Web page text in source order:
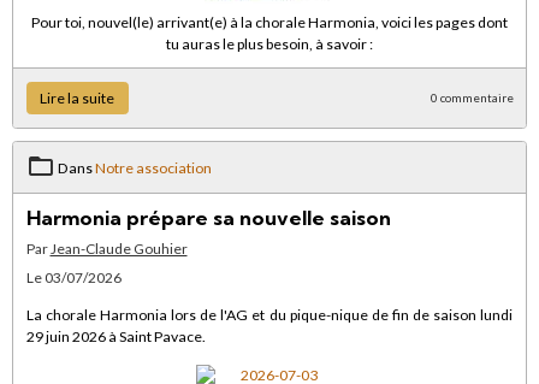
Pour toi, nouvel(le) arrivant(e) à la chorale Harmonia, voici les pages dont
tu auras le plus besoin, à savoir :
Lire la suite 0 commentaire
DansNotre association
Harmonia prépare sa nouvelle saison
ParJean-Claude Gouhier
Le 03/07/2026
La chorale Harmonia lors de l'AG et du pique-nique de fin de saison lundi
29 juin 2026 à Saint Pavace.